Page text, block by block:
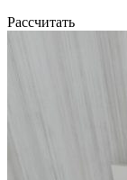
Рассчитать